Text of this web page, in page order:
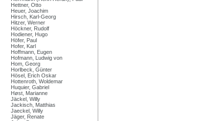
Hettner, Otto
Heuer, Joachim
Hirsch, Karl-Georg
Hitzer, Werner
Höckner, Rudolf
Hodiener, Hugo
Höfer, Paul
Hofer, Karl
Hoffmann, Eugen
Hofmann, Ludwig von
Hom, Georg
Horlbeck, Günter
Hösel, Erich Oskar
Hottenroth, Woldemar
Huquier, Gabriel
Høst, Marianne
Jäckel, Willy
Jackisch, Matthias
Jaeckel, Willy
Jäger, Renate